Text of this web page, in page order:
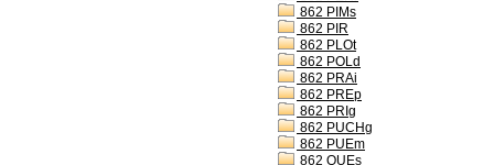
862 PIMs
862 PIR
862 PLOt
862 POLd
862 PRAi
862 PREp
862 PRIg
862 PUCHg
862 PUEm
862 QUEs